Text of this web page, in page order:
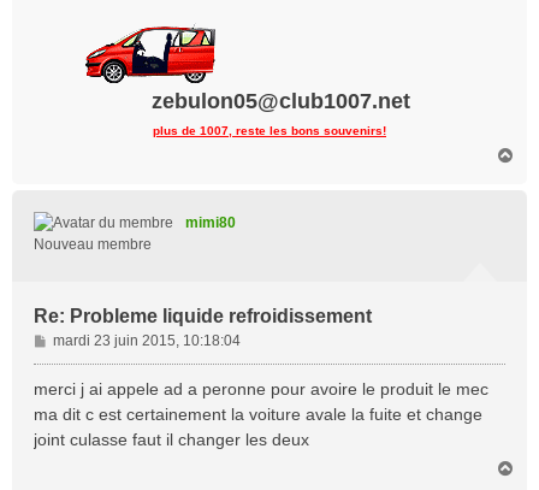
zebulon05@club1007.net
plus de 1007, reste les bons souvenirs!
mimi80
Nouveau membre
Re: Probleme liquide refroidissement
M
e
s
g
mardi 23 juin 2015, 10:18:04
merci j ai appele ad a peronne pour avoire le produit le mec
ma dit c est certainement la voiture avale la fuite et change
joint culasse faut il changer les deux